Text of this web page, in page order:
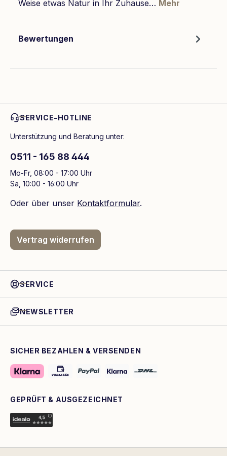
Weise etwas Natur in Ihr Zuhause… Mehr
Bewertungen
SERVICE-HOTLINE
Unterstützung und Beratung unter:
0511 - 165 88 444
Mo-Fr, 08:00 - 17:00 Uhr
Sa, 10:00 - 16:00 Uhr
Oder über unser Kontaktformular.
Vertrag widerrufen
SERVICE
NEWSLETTER
SICHER BEZAHLEN & VERSENDEN
GEPRÜFT & AUSGEZEICHNET